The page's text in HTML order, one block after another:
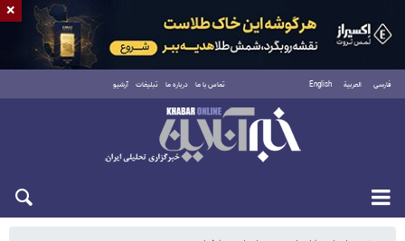
فارسی العربية English تماس با ما درباره ما تبلیغات آرشیو
دوشنبه ۱۹ مرداد ۱۴۰۵
×